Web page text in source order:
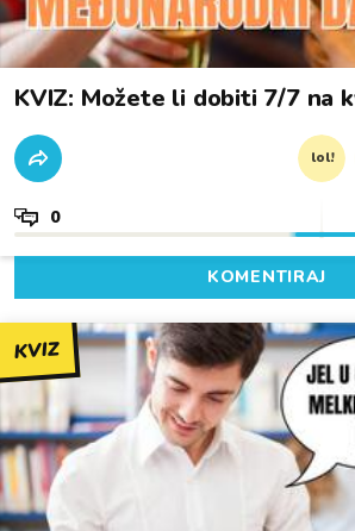
KVIZ: Možete li dobiti 7/7 na
lol!
0
KOMENTIRAJ
KVIZ